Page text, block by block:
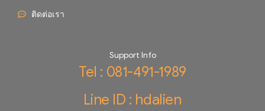
ติดต่อเรา
Support Info
Tel : 081-491-1989
Line ID : hdalien